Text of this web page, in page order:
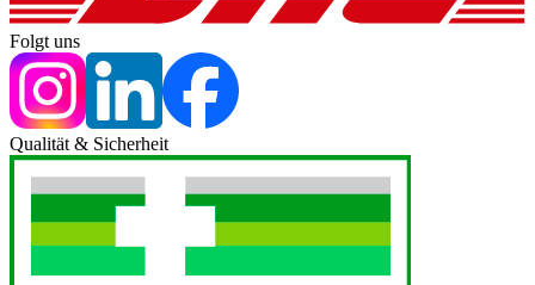
Folgt uns
Qualität & Sicherheit